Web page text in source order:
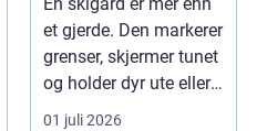
et gjerde. Den markerer
grenser, skjermer tunet
og holder dyr ute eller
inne, ...
01 juli 2026